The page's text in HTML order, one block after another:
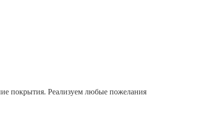
покрытия. Реализуем любые пожелания